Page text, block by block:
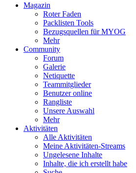
Magazin
Roter Faden
Packlisten Tools
Bezugsquellen für MYOG
Mehr
Community
Forum
Galerie
Netiquette
Teammitglieder
Benutzer online
Rangliste
Unsere Auswahl
Mehr
Aktivitäten
Alle Aktivitäten
Meine Aktivitäten-Streams
Ungelesene Inhalte
Inhalte, die ich erstellt habe